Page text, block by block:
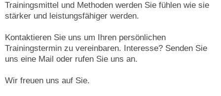
Trainingsmittel und Methoden werden Sie fühlen wie sie
stärker und leistungsfähiger werden.
Kontaktieren Sie uns um Ihren persönlichen
Trainingstermin zu vereinbaren. Interesse? Senden Sie
uns eine Mail oder rufen Sie uns an.
Wir freuen uns auf Sie.